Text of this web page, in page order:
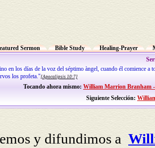
Sermon Bible Study Healing-Prayer
en los días de la voz del séptimo àngel, cuando él comience a
los profeta."[Apocalipsis 10:7]
Tocando ahora mismo: William Marrion Branham -
Siguiente Selección:
y difundimos a